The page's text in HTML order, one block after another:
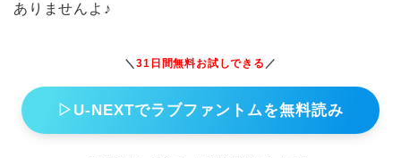
ありませんよ♪
＼31日間無料お試しできる ／
▷U-NEXTでラブファントムを無料読み